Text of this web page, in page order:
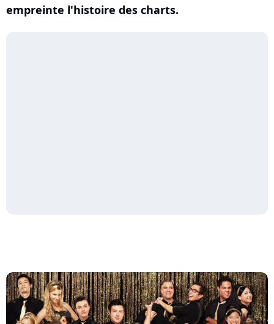
empreinte l'histoire des charts.